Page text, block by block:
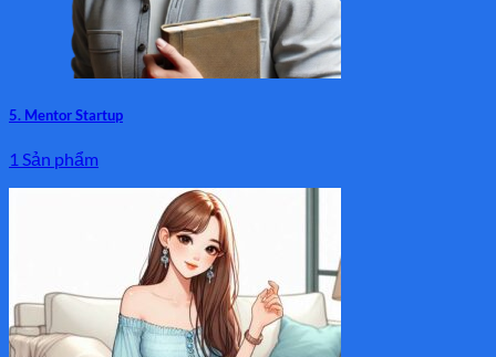
5. Mentor Startup
1 Sản phẩm